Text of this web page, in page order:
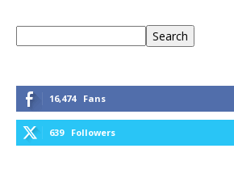
Search
16,474 Fans
639 Followers